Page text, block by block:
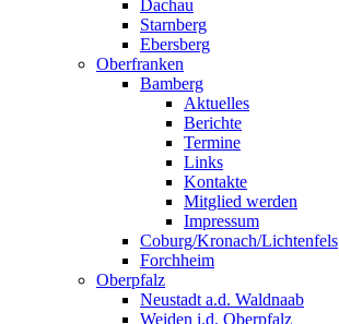
Dachau
Starnberg
Ebersberg
Oberfranken
Bamberg
Aktuelles
Berichte
Termine
Links
Kontakte
Mitglied werden
Impressum
Coburg/Kronach/Lichtenfels
Forchheim
Oberpfalz
Neustadt a.d. Waldnaab
Weiden i.d. Oberpfalz